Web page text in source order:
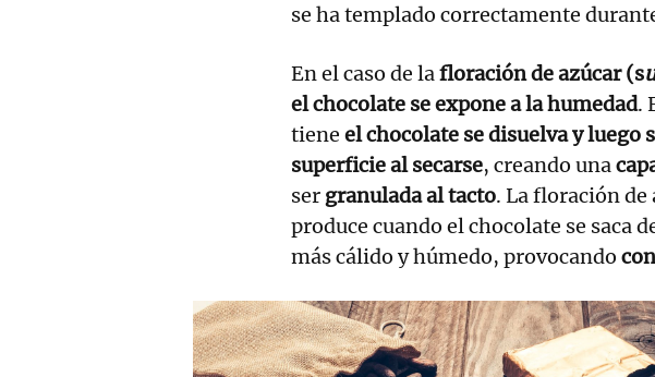
se ha templado correctamente
En el caso de lafloración de azúcar (s
el chocolate se expone a la humedad.
tiene el chocolate se disuelva y luego
superficie al secarse, creando una
ser granulada al tacto. La floración de
produce cuando el chocolate se saca
más cálido y húmedo, provocando